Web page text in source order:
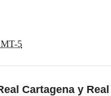
5
Cartagena y Real